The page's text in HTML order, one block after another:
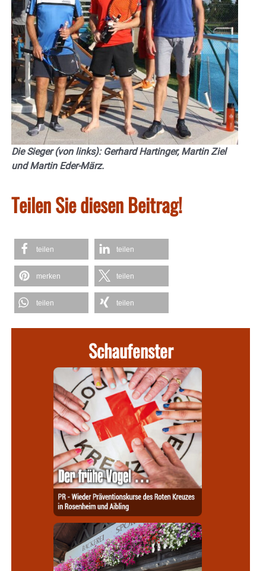
Die Sieger (von links): Gerhard Hartinger, Martin Ziel
und Martin Eder-März.
Teilen Sie diesen Beitrag!
teilen teilen
merken teilen
teilen teilen
Schaufenster